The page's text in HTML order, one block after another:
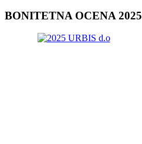
BONITETNA OCENA 2025